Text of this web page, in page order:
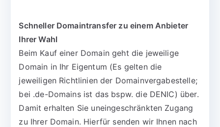
Schneller Domaintransfer zu einem Anbieter
Ihrer Wahl
Beim Kauf einer Domain geht die jeweilige
Domain in Ihr Eigentum (Es gelten die
jeweiligen Richtlinien der Domainvergabestelle;
bei .de-Domains ist das bspw. die DENIC) über.
Damit erhalten Sie uneingeschränkten Zugang
zu Ihrer Domain. Hierfür senden wir Ihnen nach